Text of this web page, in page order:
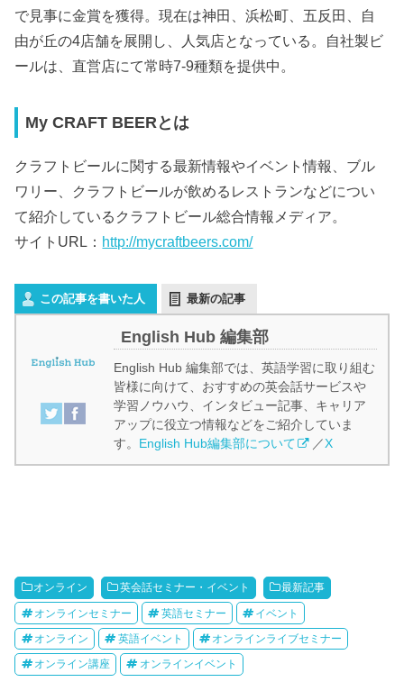
で見事に金賞を獲得。現在は神田、浜松町、五反田、自
由が丘の4店舗を展開し、人気店となっている。自社製ビ
ールは、直営店にて常時7-9種類を提供中。
My CRAFT BEERとは
クラフトビールに関する最新情報やイベント情報、ブル
ワリー、クラフトビールが飲めるレストランなどについ
て紹介しているクラフトビール総合情報メディア。
サイトURL： http://mycraftbeers.com/
この記事を書いた人 最新の記事
English Hub 編集部
English Hub 編集部では、英語学習に取り組む
皆様に向けて、おすすめの英会話サービスや
学習ノウハウ、インタビュー記事、キャリア
アップに役立つ情報などをご紹介していま
す。 English Hub編集部について ／X
オンライン 英会話セミナー・イベント 最新記事
オンラインセミナー 英語セミナー イベント
オンライン 英語イベント オンラインライブセミナー
オンライン講座 オンラインイベント